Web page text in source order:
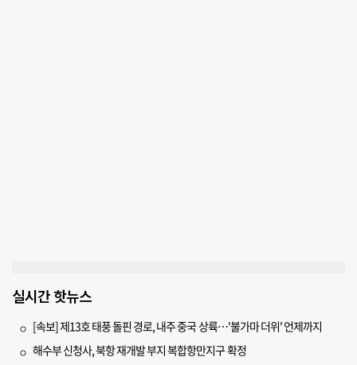
실시간 핫뉴스
[속보] 제13호 태풍 돌핀 경로, 내주 중국 상륙…'불가마 더위' 언제까지
해수부 신청사, 북항 재개발 부지 복합항만지구 확정